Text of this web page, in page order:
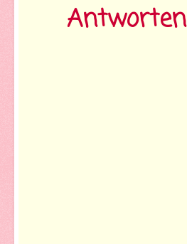
Antworten